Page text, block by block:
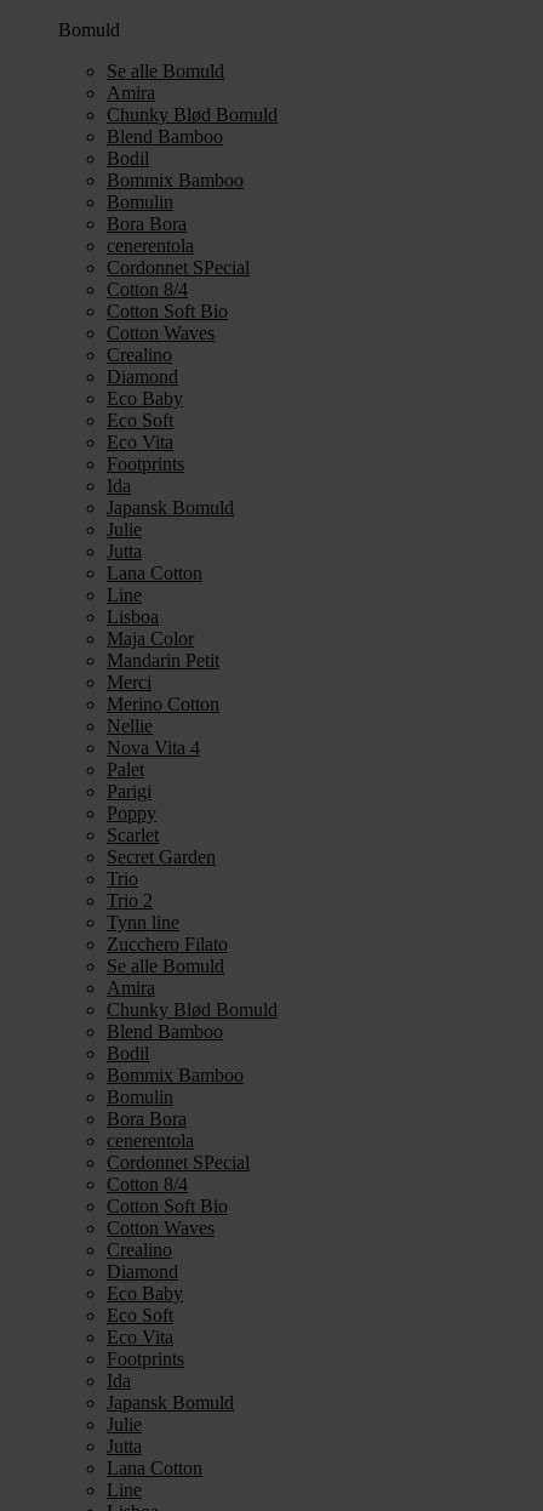
Bomuld
Se alle Bomuld
Amira
Chunky Blød Bomuld
Blend Bamboo
Bodil
Bommix Bamboo
Bomulin
Bora Bora
cenerentola
Cordonnet SPecial
Cotton 8/4
Cotton Soft Bio
Cotton Waves
Crealino
Diamond
Eco Baby
Eco Soft
Eco Vita
Footprints
Ida
Japansk Bomuld
Julie
Jutta
Lana Cotton
Line
Lisboa
Maja Color
Mandarin Petit
Merci
Merino Cotton
Nellie
Nova Vita 4
Palet
Parigi
Poppy
Scarlet
Secret Garden
Trio
Trio 2
Tynn line
Zucchero Filato
Se alle Bomuld
Amira
Chunky Blød Bomuld
Blend Bamboo
Bodil
Bommix Bamboo
Bomulin
Bora Bora
cenerentola
Cordonnet SPecial
Cotton 8/4
Cotton Soft Bio
Cotton Waves
Crealino
Diamond
Eco Baby
Eco Soft
Eco Vita
Footprints
Ida
Japansk Bomuld
Julie
Jutta
Lana Cotton
Line